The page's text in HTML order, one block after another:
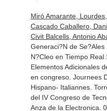
Miró Amarante,
Cascado Caballero,
Civit Balcells, Antonio
Generaci?N de
N?Cleo en Tiempo Real
Elementos Adicionales
en congreso. Journees
Hispano- Italiannes.
del IV Congreso de
Anza de la Electronica.